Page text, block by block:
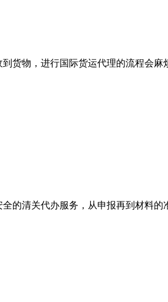
物，进行国际货运代理的流程会麻
清关代办服务，从申报再到材料的